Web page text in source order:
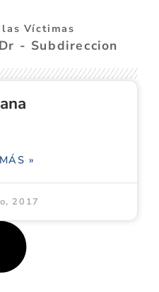
Víctimas
- Subdireccion
»
2017